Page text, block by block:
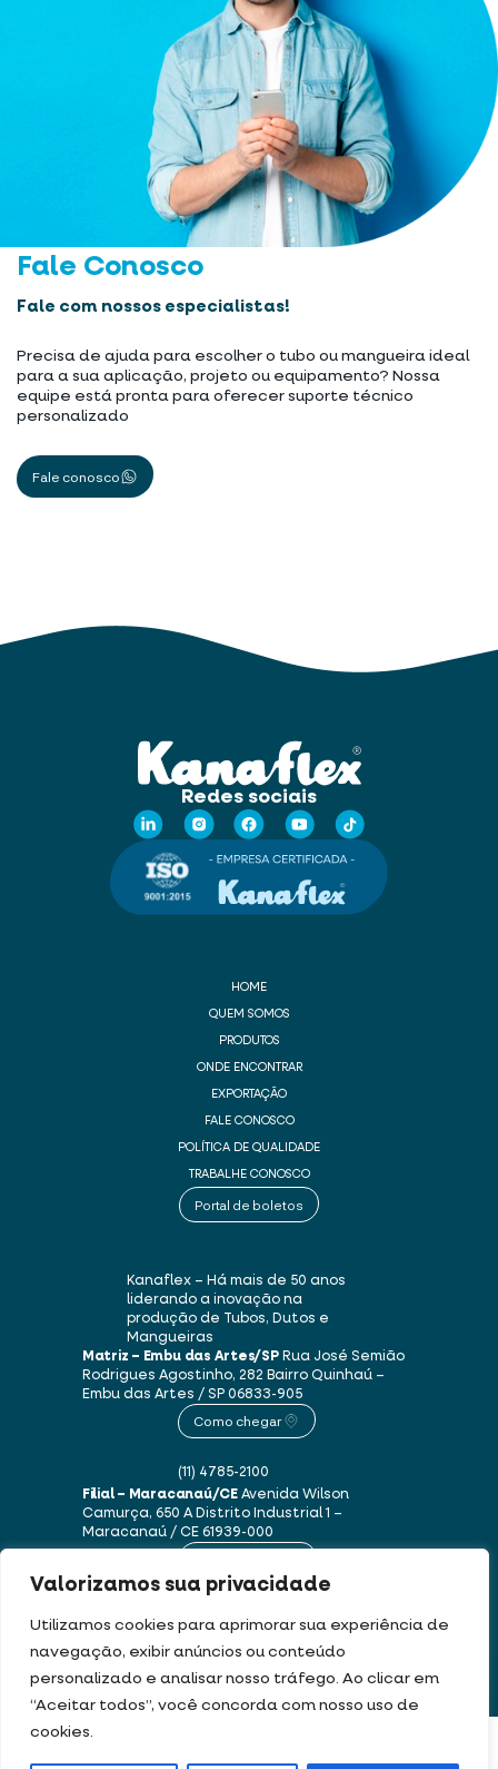
Valorizamos sua privacidade
Utilizamos cookies para aprimorar sua experiência de
navegação, exibir anúncios ou conteúdo
personalizado e analisar nosso tráfego. Ao clicar em
“Aceitar todos”, você concorda com nosso uso de
cookies.
Fale Conosco
Fale com nossos especialistas!
Precisa de ajuda para escolher o tubo ou mangueira ideal
para a sua aplicação, projeto ou equipamento? Nossa
equipe está pronta para oferecer suporte técnico
personalizado
Fale conosco
Redes sociais
HOME
QUEM SOMOS
PRODUTOS
ONDE ENCONTRAR
EXPORTAÇÃO
FALE CONOSCO
POLÍTICA DE QUALIDADE
TRABALHE CONOSCO
Portal de boletos
Kanaflex – Há mais de 50 anos
liderando a inovação na
produção de Tubos, Dutos e
Mangueiras
Matriz – Embu das Artes/SPRua José Semião
Rodrigues Agostinho, 282 Bairro Quinhaú –
Embu das Artes / SP06833-905
Como chegar
(11) 4785-2100
Filial – Maracanaú/CEAvenida Wilson
Camurça, 650 ADistrito Industrial 1 –
Maracanaú / CE61939-000
Este site usa cookies e dados pessoais de acordo com os nossos Termos de Uso e